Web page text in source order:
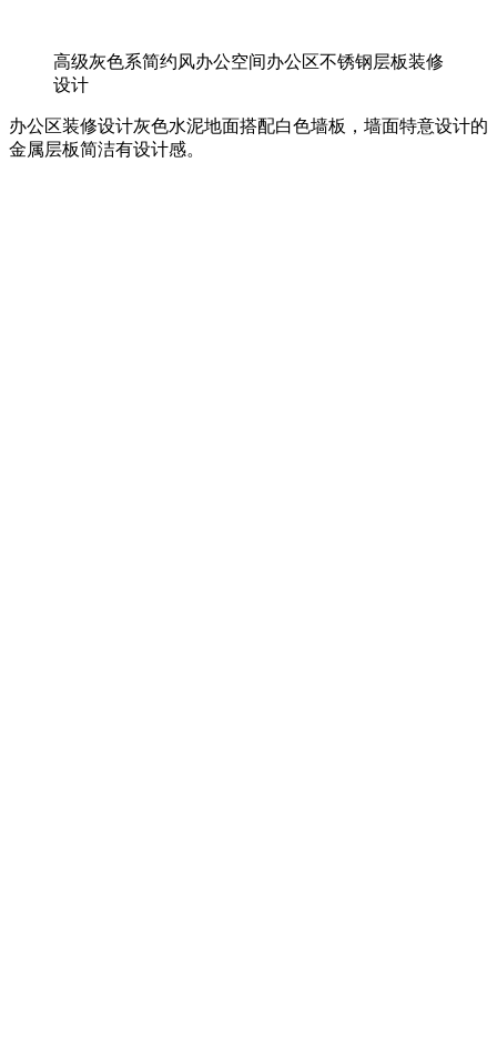
高级灰色系简约风办公空间办公区不锈钢层板装修
设计
办公区装修设计灰色水泥地面搭配白色墙板，墙面特意设计的
金属层板简洁有设计感。